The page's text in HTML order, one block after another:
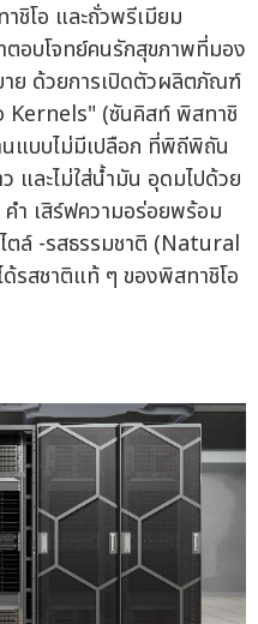
โอ และถั่วพรีเมียม
อบโจทย์คนรักสุขภาพที่มอง
าย ด้วยการเปิดตัวผลิตภัณฑ์
(ซันคิสท์ พิสทาชิ
นแบบไม่มีเปลือก ที่พิถีพิถัน
และไม่ใส่น้ำมัน อุดมไปด้วย
ำ เสิร์ฟความอร่อยพร้อม
ตล์ -รสธรรมชาติ (Natural
สชาติแท้ ๆ ของพิสทาชิโอ